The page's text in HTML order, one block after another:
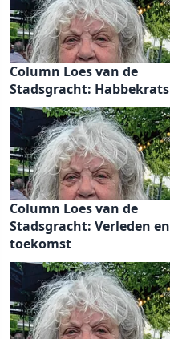
Column Loes van de
Stadsgracht: Habbekrats
Column Loes van de
Stadsgracht: Verleden en
toekomst